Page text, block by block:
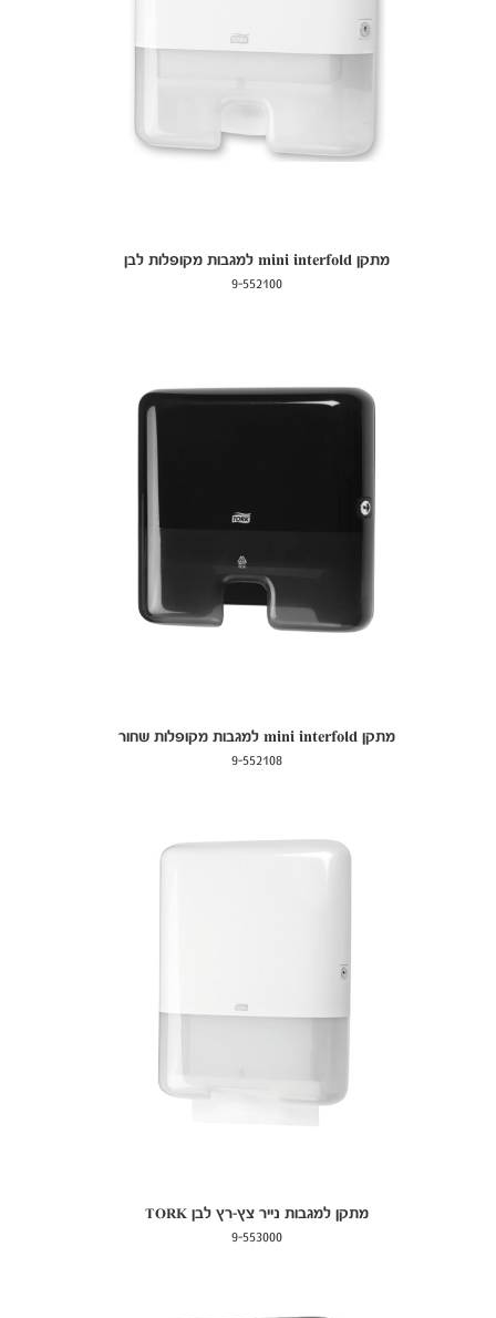
מתקן mini interfold למגבות מקופלות לבן
9-552100
מתקן mini interfold למגבות מקופלות שחור
9-552108
מתקן למגבות נייר צץ-רץ לבן TORK
9-553000